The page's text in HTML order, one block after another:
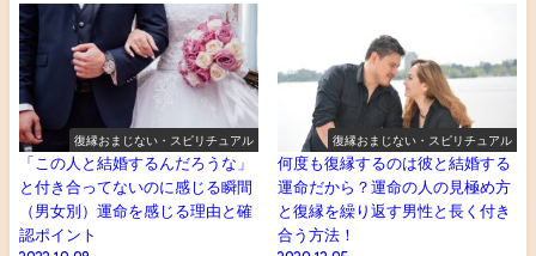
復縁おまじない・スピリチュアル
「この人と結婚するんだろうな」
と付き合ってないのに感じる瞬間
（男女別）運命を感じる理由と確
認ポイント
復縁おまじない・スピリチュアル
何度も復縁するのは彼と結婚する
運命だから？運命の人の見極め方
と復縁を繰り返す男性と長く付き
合う方法！